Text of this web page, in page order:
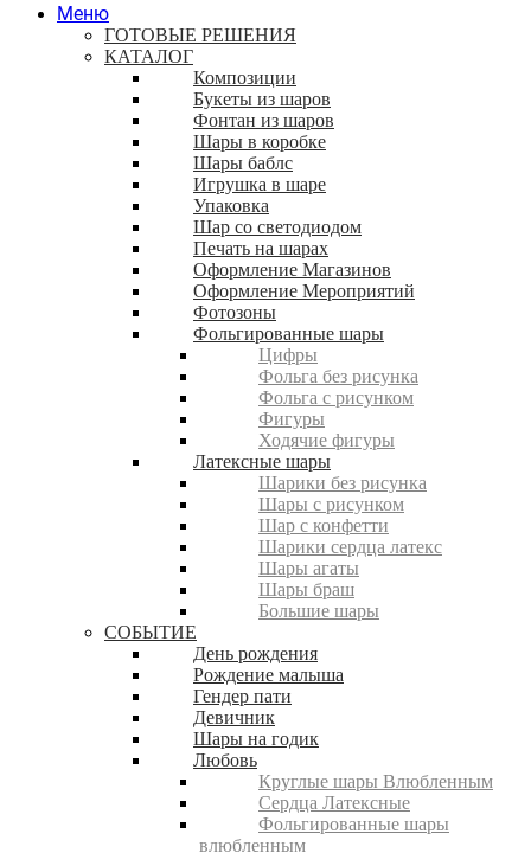
Меню
ГОТОВЫЕ РЕШЕНИЯ
КАТАЛОГ
Композиции
Букеты из шаров
Фонтан из шаров
Шары в коробке
Шары баблс
Игрушка в шаре
Упаковка
Шар со светодиодом
Печать на шарах
Оформление Магазинов
Оформление Мероприятий
Фотозоны
Фольгированные шары
Цифры
Фольга без рисунка
Фольга с рисунком
Фигуры
Ходячие фигуры
Латексные шары
Шарики без рисунка
Шары с рисунком
Шар с конфетти
Шарики сердца латекс
Шары агаты
Шары браш
Большие шары
СОБЫТИЕ
День рождения
Рождение малыша
Гендер пати
Девичник
Шары на годик
Любовь
Круглые шары Влюбленным
Сердца Латексные
Фольгированные шары
влюбленным